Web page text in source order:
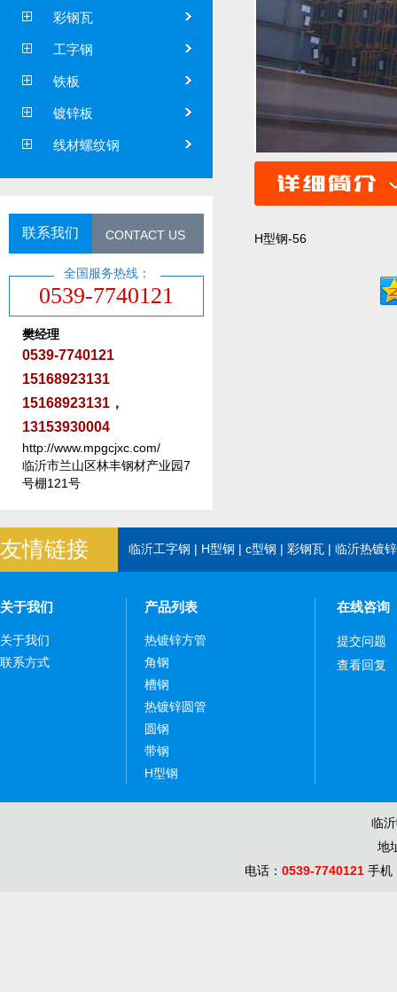
彩钢瓦
工字钢
铁板
镀锌板
线材螺纹钢
联系我们 CONTACT US
0539-7740121
全国服务热线：
樊经理
0539-7740121
15168923131
15168923131，
13153930004
http://www.mpgcjxc.com/
临沂市兰山区林丰钢材产业园7
号棚121号
H型钢-56
友情链接 临沂工字钢 | H型钢 | c型钢 | 彩钢瓦 | 临沂热镀
关于我们
关于我们
联系方式
产品列表
热镀锌方管
角钢
槽钢
热镀锌圆管
圆钢
带钢
H型钢
在线咨询
提交问题
查看回复
临
地
电话： 0539-7740121手机